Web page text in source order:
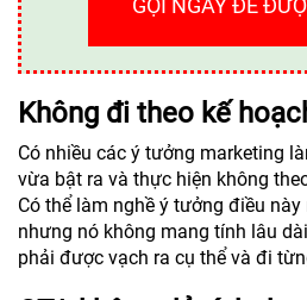
GỌI NGAY ĐỂ
Không đi theo kế
Có nhiều các ý tưởng marketing
vừa bật ra và thực hiện không
Có thể làm nghề ý tưởng điều
nhưng nó không mang tính lâu
phải được vạch ra cụ thể và đi